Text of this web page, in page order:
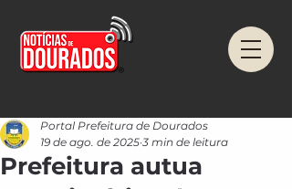
Prefeitura autua
Portal Prefeitura de Dourados
19 de ago. de 2025 3 min de leitura